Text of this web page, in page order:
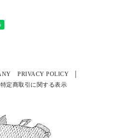
PRIVACY POLICY
特定商取引に関する表示